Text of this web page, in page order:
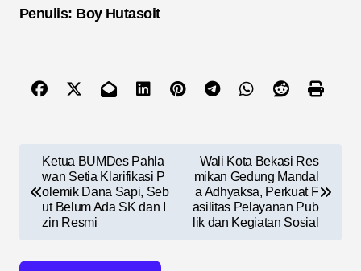
Penulis: Boy Hutasoit
g
Ketua BUMDes Pahla
wan Setia Klarifikasi P
olemik Dana Sapi, Seb
ut Belum Ada SK dan I
zin Resmi
Wali Kota Bekasi Res
mikan Gedung Mandal
a Adhyaksa, Perkuat F
asilitas Pelayanan Pub
lik dan Kegiatan Sosial